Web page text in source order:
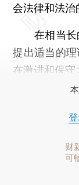
会法律和法治
在相当长的
提出适当的
在激进和保守
财
可